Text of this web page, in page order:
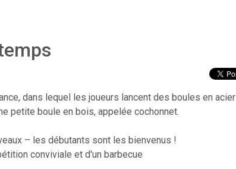
dans lequel les joueurs lancent des boules en acier
petite boule en bois, appelée cochonnet.
– les débutants sont les bienvenus !
conviviale et d'un barbecue